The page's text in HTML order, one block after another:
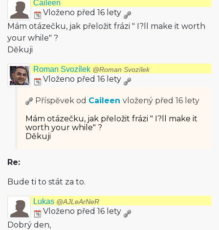
Caileen
Vloženo před 16 lety
Mám otázečku, jak přeložit frázi " I?ll make it worth
your while" ?
Děkuji
Roman Svozílek @Roman Svozílek
Vloženo před 16 lety
Příspěvek od Caileen vložený před 16 lety
Mám otázečku, jak přeložit frázi " I?ll make it
worth your while" ?
Děkuji
Re:
Bude ti to stát za to.
Lukas @AJLeArNeR
Vloženo před 16 lety
Dobrý den,